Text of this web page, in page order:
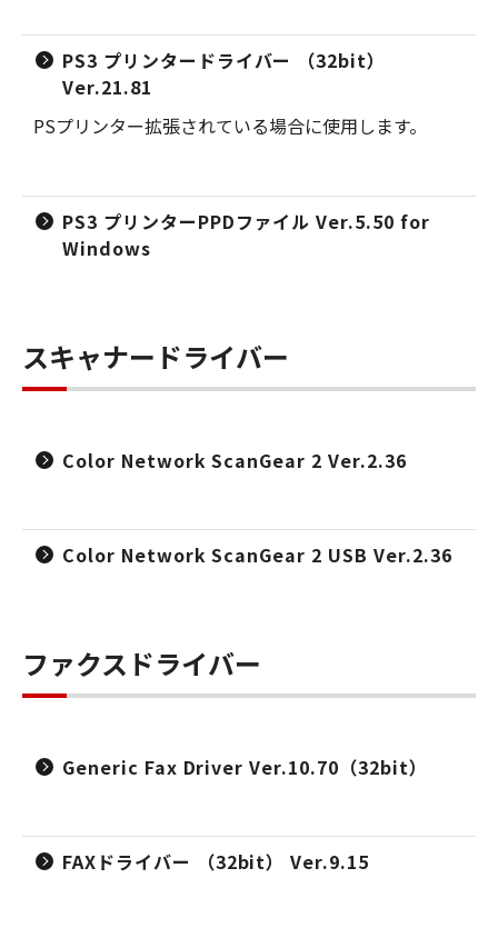
PS3 プリンタードライバー （32bit）
Ver.21.81
PSプリンター拡張されている場合に使用します。
PS3 プリンターPPDファイル Ver.5.50 for
Windows
スキャナードライバー
Color Network ScanGear 2 Ver.2.36
Color Network ScanGear 2 USB Ver.2.36
ファクスドライバー
Generic Fax Driver Ver.10.70（32bit）
FAXドライバー （32bit） Ver.9.15